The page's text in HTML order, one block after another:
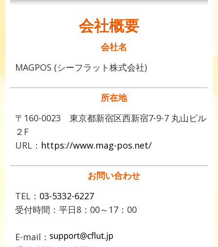
会社概要
会社名
MAGPOS (シーフラット株式会社)
所在地
〒160-0023 東京都新宿区西新宿7-9-7 丸山ビル
２F
URL： https://www.mag-pos.net/
お問い合わせ
TEL： 03-5332-6227
受付時間：平日8：00～17：00
E-mail：